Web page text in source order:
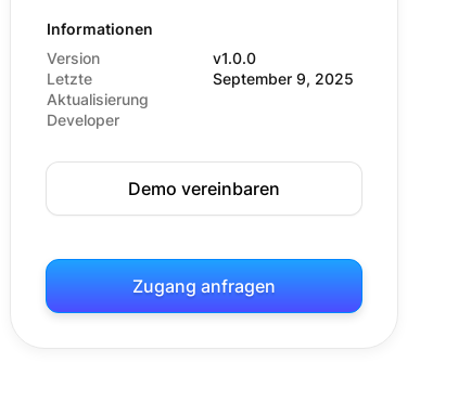
Informationen
Version
v1.0.0
Letzte
Aktualisierung
September 9, 2025
Developer
Demo vereinbaren
Zugang anfragen